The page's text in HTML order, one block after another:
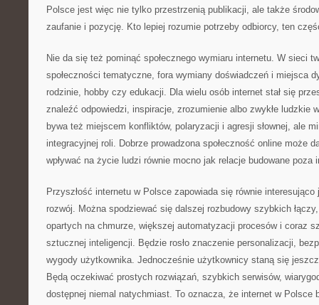
Polsce jest więc nie tylko przestrzenią publikacji, ale także
zaufanie i pozycję. Kto lepiej rozumie potrzeby odbiorcy, ten
Nie da się też pominąć społecznego wymiaru internetu. W sieci
społeczności tematyczne, fora wymiany doświadczeń i miejsca
rodzinie, hobby czy edukacji. Dla wielu osób internet stał się
znaleźć odpowiedzi, inspiracje, zrozumienie albo zwykłe ludzkie
bywa też miejscem konfliktów, polaryzacji i agresji słownej, ale
integracyjnej roli. Dobrze prowadzona społeczność online może
wpływać na życie ludzi równie mocno jak relacje budowane poza
Przyszłość internetu w Polsce zapowiada się równie
rozwój. Można spodziewać się dalszej rozbudowy szybkich
opartych na chmurze, większej automatyzacji procesów i coraz
sztucznej inteligencji. Będzie rosło znaczenie personalizacji,
wygody użytkownika. Jednocześnie użytkownicy staną się
Będą oczekiwać prostych rozwiązań, szybkich serwisów,
dostępnej niemal natychmiast. To oznacza, że internet w Polsce